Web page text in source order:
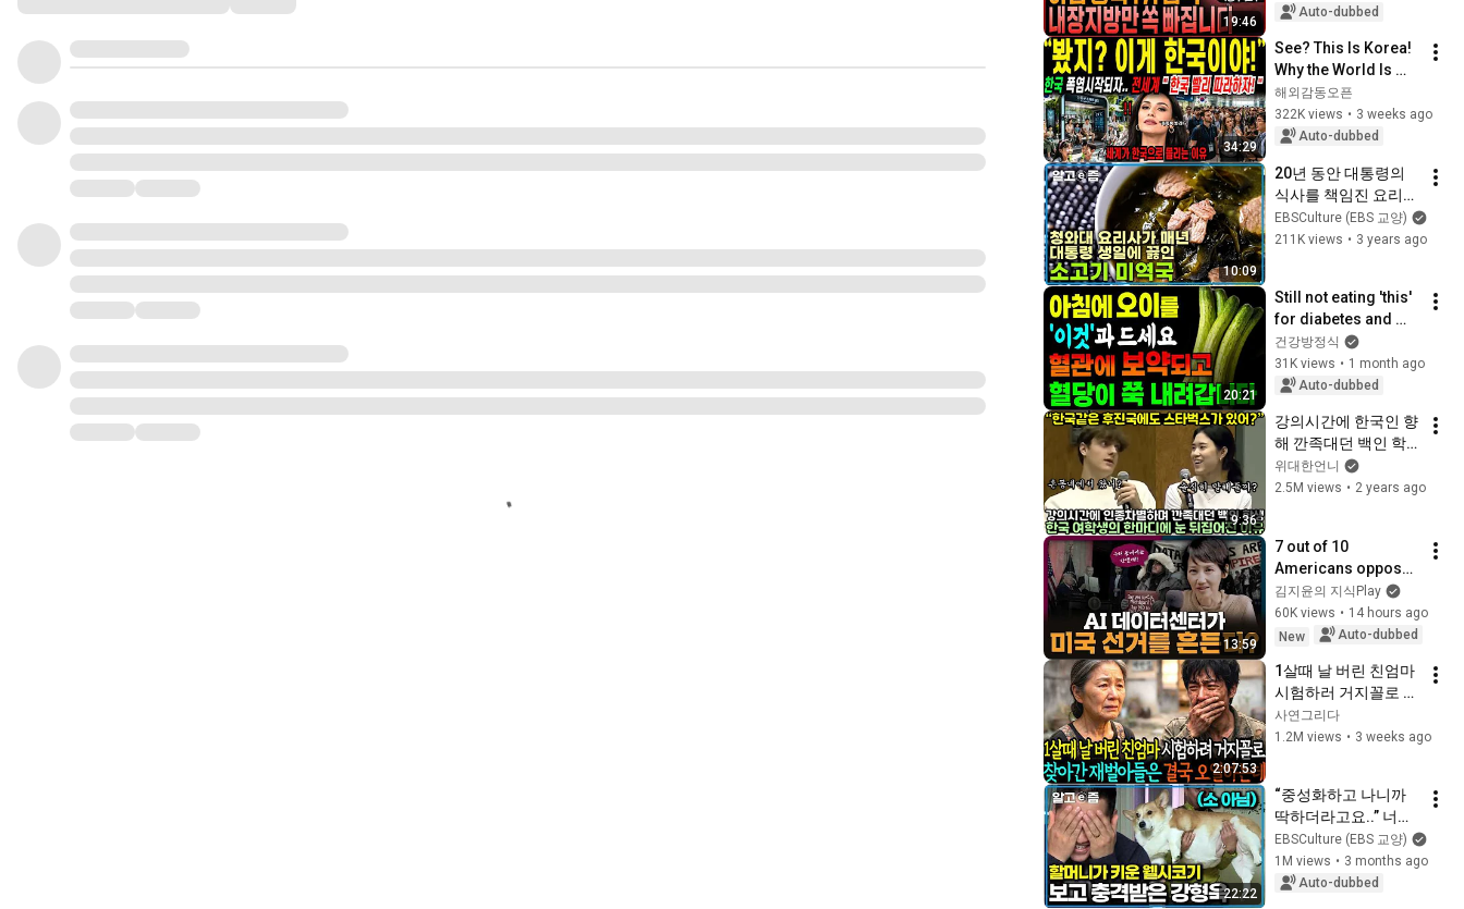
19:46
empty stomach!
Auto-dubbed
34:29
See? This Is Korea!
Why the World Is
Turning to Korea as
the Heatwave
Begins
해외감동오픈
322K views • 3 weeks ago
Auto-dubbed
10:09
20년 동안 대통령의
식사를 책임진 요리사
의 윤기 좔좔 감칠 맛
나는 소고기 미역국~
에도 딱! 직접 요리해
보세요┃최고의 요리
비결┃알고e즘
EBSCulture (EBS 교양)
211K views • 3 years ago
20:21
Still not eating 'this'
for diabetes and
blood sugar
control? The best
healthy breakfast
건강방정식
31K views • 1 month ago
Auto-dubbed
9:36
강의시간에 한국인 향
해 깐족대던 백인 학
생의 최후
위대한언니
2.5M views • 2 years ago
13:59
7 out of 10
Americans oppose
AI data centers?
김지윤의 지식Play
60K views • 14 hours ago
New
Auto-dubbed
2:07:53
1살때 날 버린 친엄마
시험하러 거지꼴로 갔
더니 아들인줄 모르고
절뚝거리며 한 말이..
라디오
사연그리다
1.2M views • 3 weeks ago
22:22
“중성화하고 나니까
딱하더라고요..” 너무
많은 사랑 받다가
32kg 된 웰시코기. 강
형욱의 비만견 다이어
EBSCulture (EBS 교양)
1M views • 3 months ago
Auto-dubbed